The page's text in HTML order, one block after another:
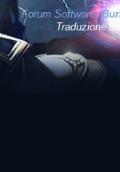
Forum Software:
Traduzione